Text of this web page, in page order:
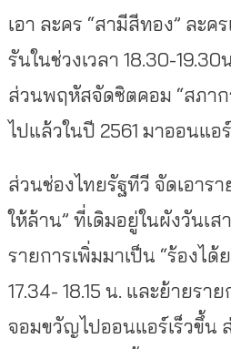
เอา ละคร “สามีสีทอง” ละค
รันในช่วงเวลา 18.30-
ส่วนพฤหัสจัดซิตคอม “สภา
ไปแล้วในปี 2561 มาออนแอ
ส่วนช่องไทยรัฐทีวี จัดเอาร
ให้ล้าน” ที่เดิมอยู่ในผังวันเ
รายการเพิ่มมาเป็น “ร้องได้
17.34- 18.15 น. และย้ายรา
จอมขวัญไปออนแอร์เร็วขึ้น